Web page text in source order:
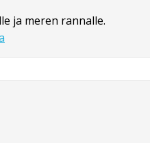
ja meren rannalle.